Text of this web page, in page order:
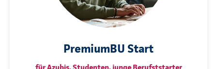
PremiumBU Start
für Azubis, Studenten, junge Berufststarter